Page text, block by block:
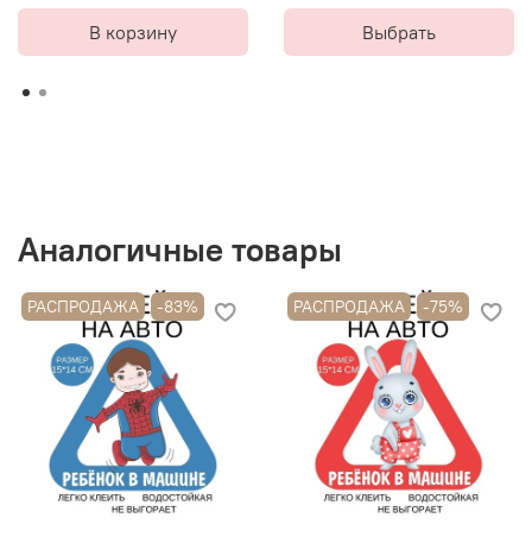
В корзину Выбрать
Аналогичные товары
РАСПРОДАЖА -83% РАСПРОДАЖА -75%